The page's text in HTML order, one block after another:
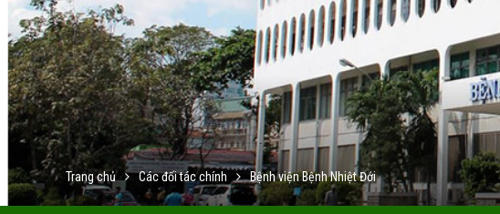
Trang chủ Các đối tác chính Bệnh viện Bệnh Nhiệt Đới